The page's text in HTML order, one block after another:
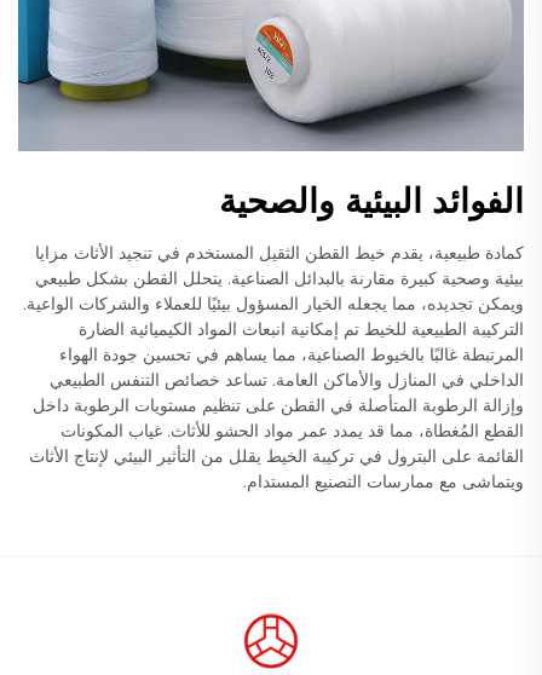
الفوائد البيئية والصحية
كمادة طبيعية، يقدم خيط القطن الثقيل المستخدم في تنجيد الأثاث مزايا
بيئية وصحية كبيرة مقارنة بالبدائل الصناعية. يتحلل القطن بشكل طبيعي
ويمكن تجديده، مما يجعله الخيار المسؤول بيئيًا للعملاء والشركات الواعية.
التركيبة الطبيعية للخيط تم إمكانية انبعاث المواد الكيميائية الضارة
المرتبطة غالبًا بالخيوط الصناعية، مما يساهم في تحسين جودة الهواء
الداخلي في المنازل والأماكن العامة. تساعد خصائص التنفس الطبيعي
وإزالة الرطوبة المتأصلة في القطن على تنظيم مستويات الرطوبة داخل
القطع المُغطاة، مما قد يمدد عمر مواد الحشو للأثاث. غياب المكونات
القائمة على البترول في تركيبة الخيط يقلل من التأثير البيئي لإنتاج الأثاث
ويتماشى مع ممارسات التصنيع المستدام.